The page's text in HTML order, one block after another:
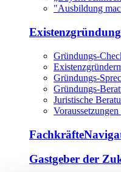
"Ausbildung
Existenzgründung
Gründungs-
Gründungs-
Gründungs-
Juristische
Gastgeber der